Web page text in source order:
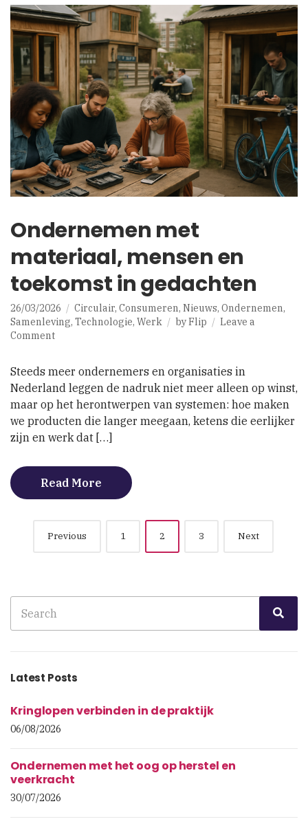
Ondernemen met
materiaal, mensen en
toekomst in gedachten
26/03/2026 Circulair, Consumeren, Nieuws, Ondernemen,
Samenleving, Technologie, Werk byFlip
Leave a
Commenton
materiaal,
mensen
en
toekomst
gedachten
Steeds meer ondernemers en organisaties in
Nederland leggen de nadruk niet meer alleen op winst,
maar op het herontwerpen van systemen: hoe maken
we producten die langer meegaan, ketens die eerlijker
zijn en werk dat […]
Read More
Posts
Previous 1 2 3 Next
Search
for:
Latest Posts
Kringlopen verbinden in de praktijk
06/08/2026
Ondernemen met het oog op herstel en
veerkracht
30/07/2026